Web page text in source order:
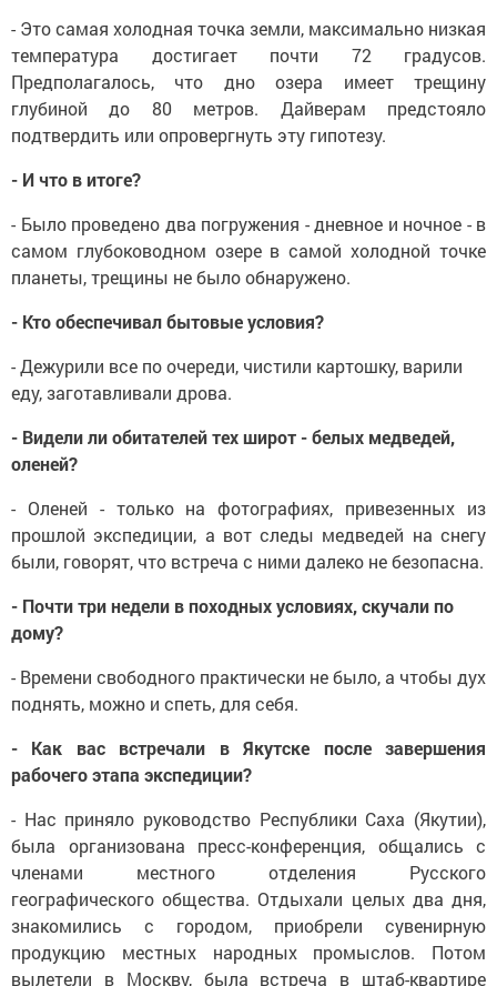
- Это самая холодная точка земли, максимально низкая
температура достигает почти 72 градусов.
Предполагалось, что дно озера имеет трещину
глубиной до 80 метров. Дайверам предстояло
подтвердить или опровергнуть эту гипотезу.
- И что в итоге?
- Было проведено два погружения - дневное и ночное - в
самом глубоководном озере в самой холодной точке
планеты, трещины не было обнаружено.
- Кто обеспечивал бытовые условия?
- Дежурили все по очереди, чистили картошку, варили
еду, заготавливали дрова.
- Видели ли обитателей тех широт - белых медведей,
оленей?
- Оленей - только на фотографиях, привезенных из
прошлой экспедиции, а вот следы медведей на снегу
были, говорят, что встреча с ними далеко не безопасна.
- Почти три недели в походных условиях, скучали по
дому?
- Времени свободного практически не было, а чтобы дух
поднять, можно и спеть, для себя.
- Как вас встречали в Якутске после завершения
рабочего этапа экспедиции?
- Нас приняло руководство Республики Саха (Якутии),
была организована пресс-конференция, общались с
членами местного отделения Русского
географического общества. Отдыхали целых два дня,
знакомились с городом, приобрели сувенирную
продукцию местных народных промыслов. Потом
вылетели в Москву, была встреча в штаб-квартире